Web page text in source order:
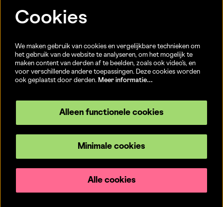
Sint-Jakobsstraat 20
15/08)
© CC Brugge
Privacyverklaring
Cookies
We maken gebruik van cookies en vergelijkbare technieken om
het gebruik van de website te analyseren, om het mogelijk te
maken content van derden af te beelden, zoals ook video’s, en
voor verschillende andere toepassingen. Deze cookies worden
ook geplaatst door derden. Meer informatie…
Alleen functionele cookies
Minimale cookies
Alle cookies